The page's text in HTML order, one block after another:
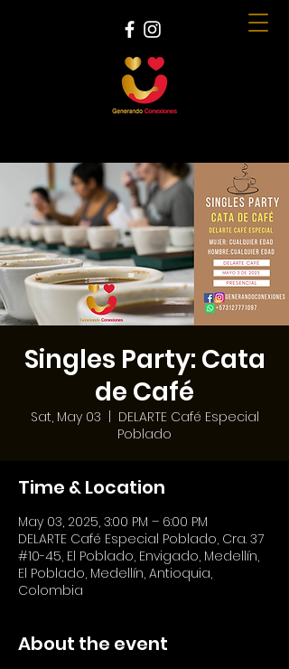
Singles Party: Cata
de Café
Sat, May 03
DELARTE Café Especial
Poblado
Time & Location
May 03, 2025, 3:00 PM – 6:00 PM
DELARTE Café Especial Poblado, Cra. 37
#10-45, El Poblado, Envigado, Medellín,
El Poblado, Medellín, Antioquia,
Colombia
About the event